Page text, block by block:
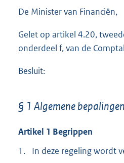
De Minister van Financiën,
Gelet op artikel 4.20,
onderdeel f, van de
Besluit:
§ 1 Algemene bepalingen
Artikel 1 Begrippen
1.
In deze regeling wordt